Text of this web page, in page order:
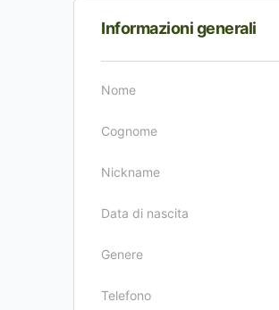
Informazioni generali
Nome
Cognome
Nickname
Data di nascita
Genere
Telefono